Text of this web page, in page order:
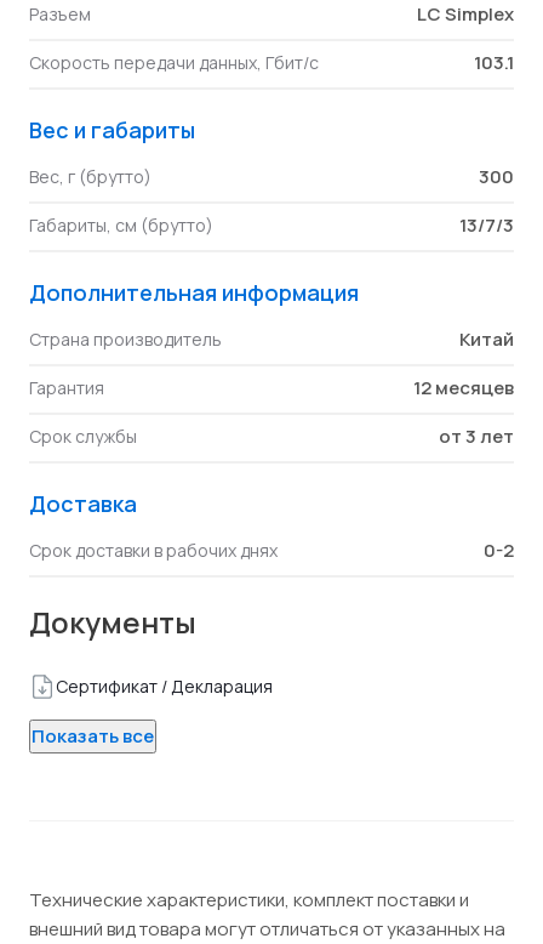
Разъем LC Simplex
Скорость передачи данных, Гбит/с 103.1
Вес и габариты
Вес, г (брутто) 300
Габариты, см (брутто) 13/7/3
Дополнительная информация
Страна производитель Китай
Гарантия 12 месяцев
Срок службы от 3 лет
Доставка
Срок доставки в рабочих днях 0-2
Документы
Сертификат / Декларация
Показать все
Технические характеристики, комплект поставки и
внешний вид товара могут отличаться от указанных на